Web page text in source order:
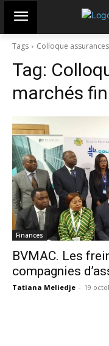
Tags Colloque
Tag:
marchés
Finances
BVMAC. Les
compagnies
Tatiana Meliedje - 19